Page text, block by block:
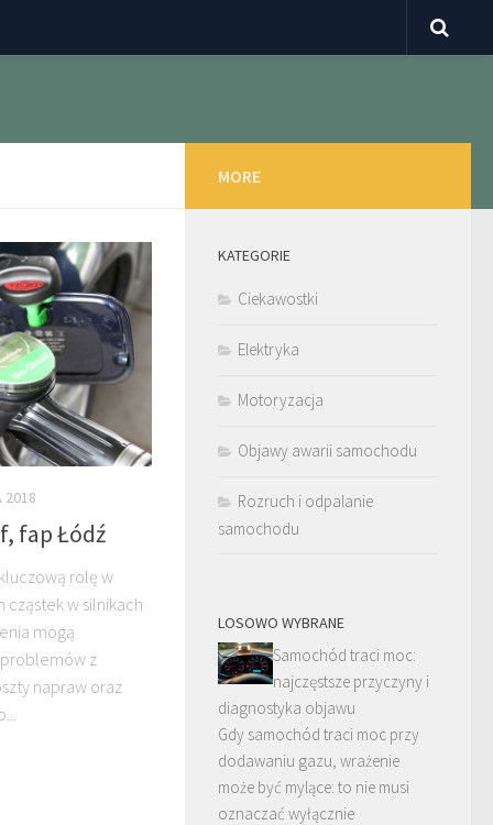
2018
fap Łódź
rolę w
cząstek w silnikach
mogą
z
napraw oraz
MORE
KATEGORIE
Ciekawostki
Elektryka
Motoryzacja
Objawy awarii samochodu
Rozruch i odpalanie
samochodu
LOSOWO WYBRANE
Samochód traci moc:
najczęstsze przyczyny i
diagnostyka objawu
Gdy samochód traci moc przy
dodawaniu gazu, wrażenie
może być mylące: to nie musi
oznaczać wyłącznie